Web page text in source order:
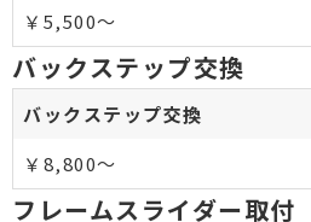
￥5,500～
バックステップ交換
バックステップ交換
￥8,800～
フレームスライダー取付